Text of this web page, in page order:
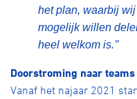
het plan, waarbij
mogelijk willen
heel welkom is.’’
Doorstroming naar teams
Vanaf het najaar 2021